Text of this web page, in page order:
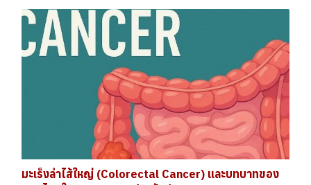
มะเร็งลำไส้ใหญ่ (Colorectal Cancer) และบทบาทของ